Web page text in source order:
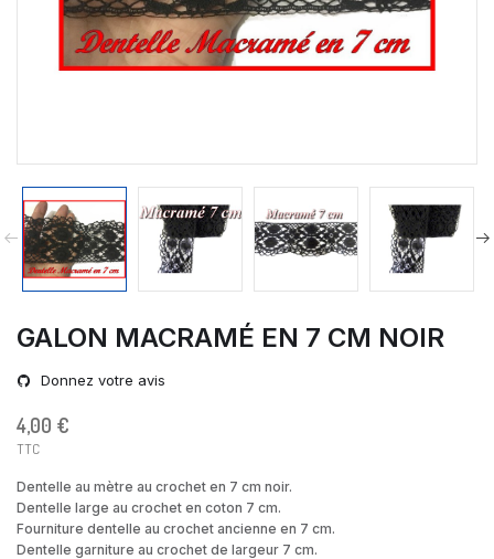
GALON MACRAMÉ EN 7 CM NOIR
Donnez votre avis
4,00 €
TTC
Dentelle au mètre au crochet en 7 cm noir.
Dentelle large au crochet en coton 7 cm.
Fourniture dentelle au crochet ancienne en 7 cm.
Dentelle garniture au crochet de largeur 7 cm.